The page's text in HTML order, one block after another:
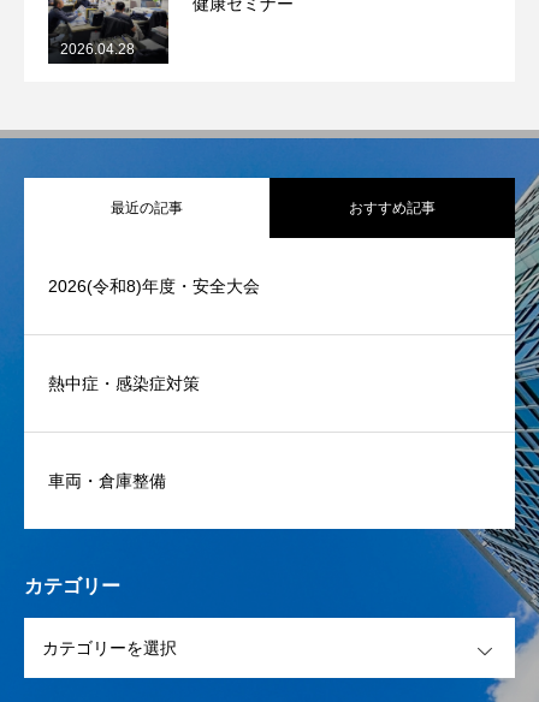
2026.04.28
最近の記事 おすすめ記事
2026(令和8)年度・安全大会
熱中症・感染症対策
車両・倉庫整備
カテゴリー